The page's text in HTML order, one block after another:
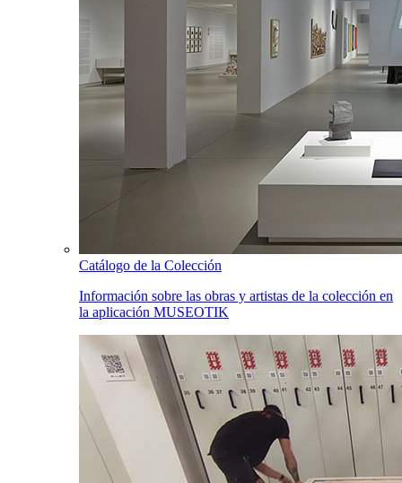
Catálogo de la Colección
Información sobre las obras y artistas de la colección en
la aplicación MUSEOTIK